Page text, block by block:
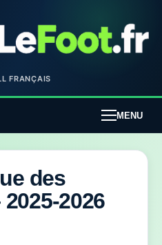
FRANÇAIS
MENU
des
2026